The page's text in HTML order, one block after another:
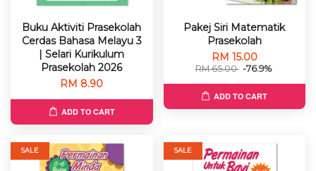
Buku Aktiviti Prasekolah
Cerdas Bahasa Melayu 3
| Selari Kurikulum
Prasekolah 2026
RM 8.90
ADD TO CART
Pakej Siri Matematik
Prasekolah
RM 15.00
RM 65.00 -76.9%
ADD TO CART
SALE SALE